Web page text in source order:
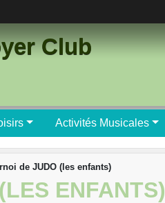
Club
Activités Musicales
de JUDO (les enfants)
ENFANTS)